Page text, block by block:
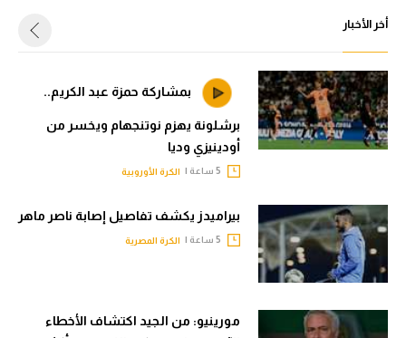
أخر الأخبار
بمشاركة حمزة عبد الكريم..
برشلونة يهزم نوتنجهام ويخسر من
أودينيزي وديا
الكرة الأوروبية
بيراميدز يكشف تفاصيل إصابة ناصر ماهر
الكرة المصرية
مورينيو: من الجيد اكتشاف الأخطاء